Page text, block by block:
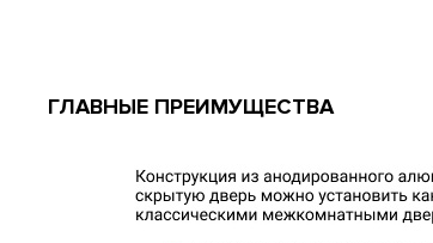
ГЛАВНЫЕ ПРЕИМУЩЕСТВА